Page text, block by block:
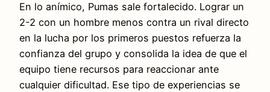
En lo anímico, Pumas sale fortalecido. Lograr un
2-2 con un hombre menos contra un rival directo
en la lucha por los primeros puestos refuerza la
confianza del grupo y consolida la idea de que el
equipo tiene recursos para reaccionar ante
cualquier dificultad. Ese tipo de experiencias se